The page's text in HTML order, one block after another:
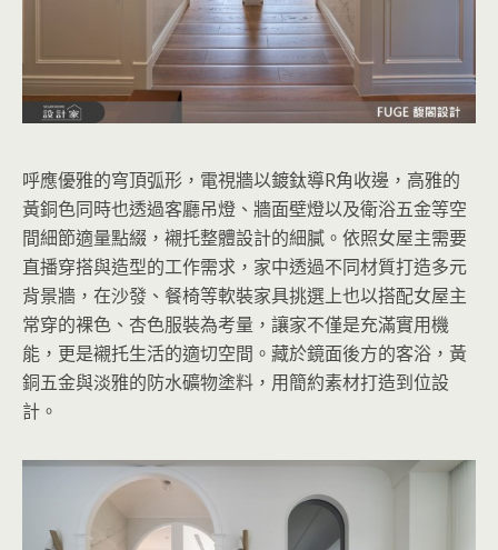
呼應優雅的穹頂弧形，電視牆以鍍鈦導R角收邊，高雅的
黃銅色同時也透過客廳吊燈、牆面壁燈以及衛浴五金等空
間細節適量點綴，襯托整體設計的細膩。依照女屋主需要
直播穿搭與造型的工作需求，家中透過不同材質打造多元
背景牆，在沙發、餐椅等軟裝家具挑選上也以搭配女屋主
常穿的裸色、杏色服裝為考量，讓家不僅是充滿實用機
能，更是襯托生活的適切空間。藏於鏡面後方的客浴，黃
銅五金與淡雅的防水礦物塗料，用簡約素材打造到位設
計。